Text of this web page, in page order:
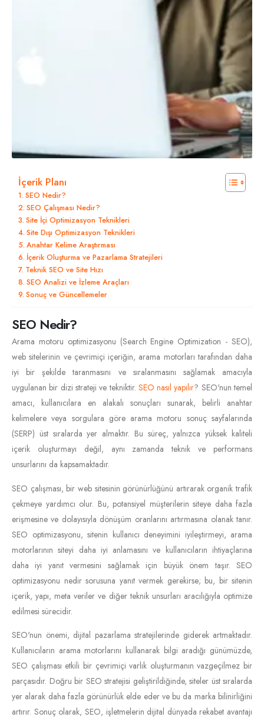
İçerik Planı
SEO Nedir?
SEO Çalışması Nedir?
Site İçi Optimizasyon Teknikleri
Site Dışı Optimizasyon Teknikleri
Anahtar Kelime Araştırması
İçerik Oluşturma ve Pazarlama Stratejileri
Teknik SEO ve Site Hızı
SEO Analizi ve İzleme Araçları
Sonuç ve Güncellemeler
SEO Nedir?
Arama motoru optimizasyonu (Search Engine Optimization - SEO),
web sitelerinin ve çevrimiçi içeriğin, arama motorları tarafından daha
iyi bir şekilde taranmasını ve sıralanmasını sağlamak amacıyla
uygulanan bir dizi strateji ve tekniktir. SEO nasıl yapılır? SEO'nun temel
amacı, kullanıcılara en alakalı sonuçları sunarak, belirli anahtar
kelimelere veya sorgulara göre arama motoru sonuç sayfalarında
(SERP) üst sıralarda yer almaktır. Bu süreç, yalnızca yüksek kaliteli
içerik oluşturmayı değil, aynı zamanda teknik ve performans
unsurlarını da kapsamaktadır.
SEO çalışması, bir web sitesinin görünürlüğünü artırarak organik trafik
çekmeye yardımcı olur. Bu, potansiyel müşterilerin siteye daha fazla
erişmesine ve dolayısıyla dönüşüm oranlarını artırmasına olanak tanır.
SEO optimizasyonu, sitenin kullanıcı deneyimini iyileştirmeyi, arama
motorlarının siteyi daha iyi anlamasını ve kullanıcıların ihtiyaçlarına
daha iyi yanıt vermesini sağlamak için büyük önem taşır. SEO
optimizasyonu nedir sorusuna yanıt vermek gerekirse; bu, bir sitenin
içerik, yapı, meta veriler ve diğer teknik unsurları aracılığıyla optimize
edilmesi sürecidir.
SEO'nun önemi, dijital pazarlama stratejilerinde giderek artmaktadır.
Kullanıcıların arama motorlarını kullanarak bilgi aradığı günümüzde,
SEO çalışması etkili bir çevrimiçi varlık oluşturmanın vazgeçilmez bir
parçasıdır. Doğru bir SEO stratejisi geliştirildiğinde, siteler üst sıralarda
yer alarak daha fazla görünürlük elde eder ve bu da marka bilinirliğini
artırır. Sonuç olarak, SEO, işletmelerin dijital dünyada rekabet avantajı